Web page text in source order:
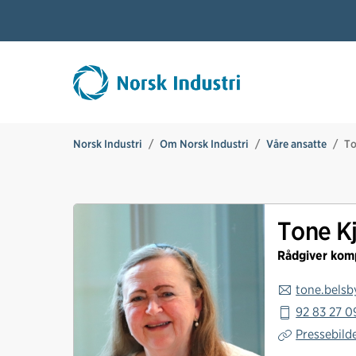
Norsk Industri Om Norsk Industri Våre ansatte
n
Tone
Rådgiver
92 83 27